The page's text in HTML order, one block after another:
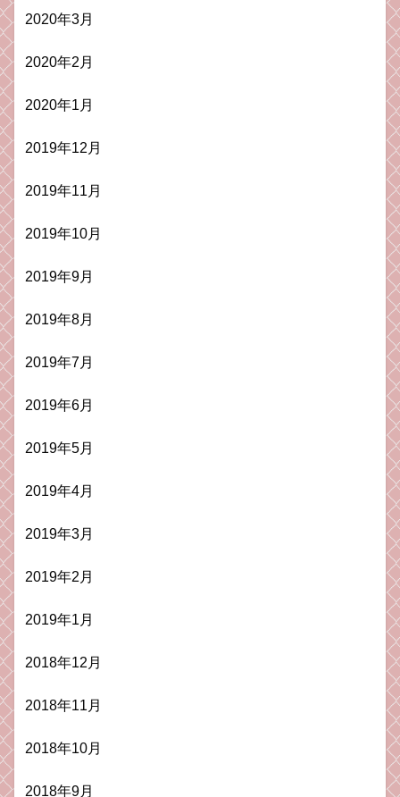
2020年3月
2020年2月
2020年1月
2019年12月
2019年11月
2019年10月
2019年9月
2019年8月
2019年7月
2019年6月
2019年5月
2019年4月
2019年3月
2019年2月
2019年1月
2018年12月
2018年11月
2018年10月
2018年9月